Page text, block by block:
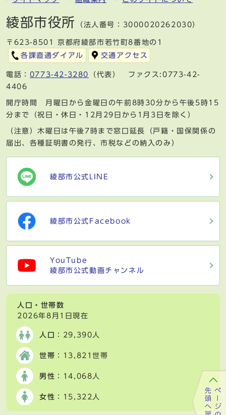
綾部市役所 （法人番号：3000020262030）
〒623-8501 京都府綾部市若竹町8番地の1
各課直通ダイアル
交通アクセス
電話： 0773-42-3280
（代表） ファクス:0773-42-
4406
開庁時間 月曜日から金曜日の午前8時30分から午後5時15
分まで（祝日・休日・12月29日から1月3日を除く）
（注意）木曜日は午後7時まで窓口延長（戸籍・国保関係の
届出、各種証明書の発行、市税などの納入のみ）
綾部市公式LINE
綾部市公式Facebook
YouTube
綾部市公式動画チャンネル
人口・世帯数
2026年8月1日現在
人口 ：29,390人
世帯 ：13,821世帯
男性 ：14,068人
女性 ：15,322人